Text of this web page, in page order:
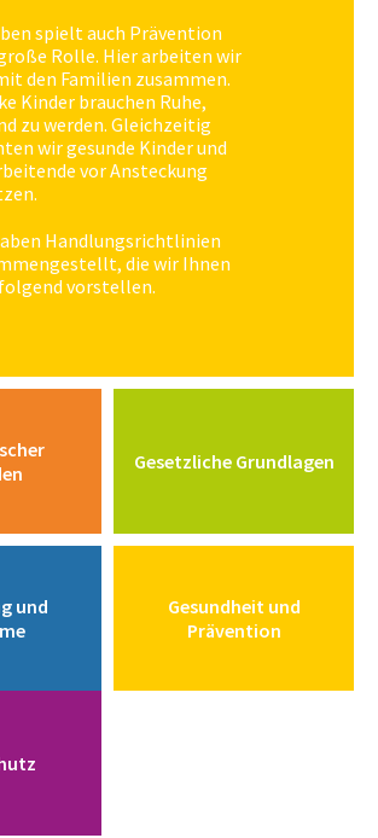
spielt auch Prävention
Rolle. Hier arbeiten wir
den Familien zusammen.
Kinder brauchen Ruhe,
zu werden. Gleichzeitig
wir gesunde Kinder und
vor Ansteckung
Handlungsrichtlinien
die wir Ihnen
vorstellen.
Gesetzliche Grundlagen
und
Gesundheit und
Prävention